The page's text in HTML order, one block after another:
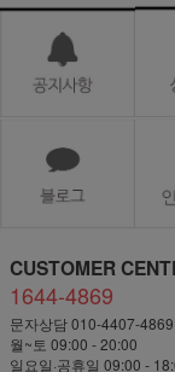
CUSTOMER
1644-4869
문자상담 010-4407-4869
월~토 09:00 - 20:00
일요일·공휴일 09:00 -